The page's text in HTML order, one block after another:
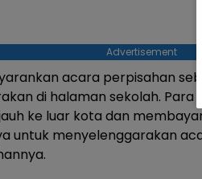
Advertisement
acara perpisahan
di halaman sekolah. Para
ke luar kota dan
untuk menyelenggarakan